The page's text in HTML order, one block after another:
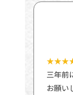
三年前
お願い